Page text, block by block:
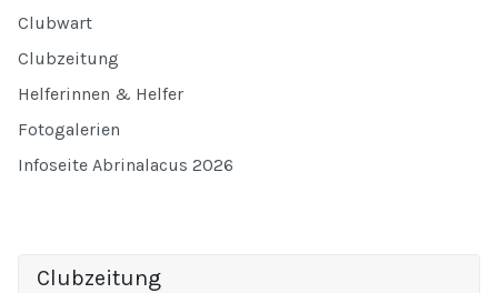
Clubwart
Clubzeitung
Helferinnen & Helfer
Fotogalerien
Infoseite Abrinalacus 2026
Clubzeitung